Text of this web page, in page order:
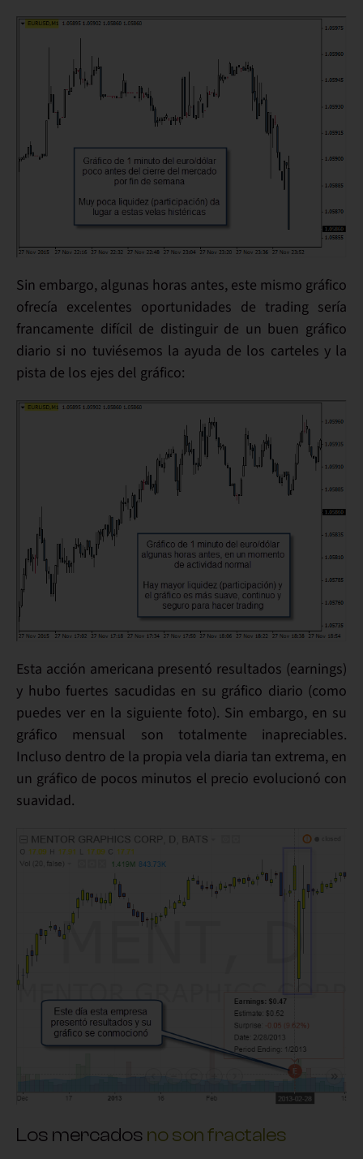
Sin embargo, algunas horas antes, este mismo gráfico
ofrecía excelentes oportunidades de trading sería
francamente difícil de distinguir de un buen gráfico
diario si no tuviésemos la ayuda de los carteles y la
pista de los ejes del gráfico:
Esta acción americana presentó resultados (earnings)
y hubo fuertes sacudidas en su gráfico diario (como
puedes ver en la siguiente foto). Sin embargo, en su
gráfico mensual son totalmente inapreciables.
Incluso dentro de la propia vela diaria tan extrema, en
un gráfico de pocos minutos el precio evolucionó con
suavidad.
Los mercados no son fractales